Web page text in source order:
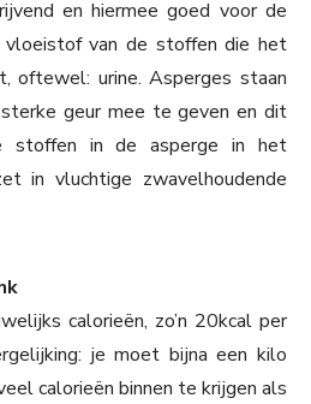
en hiermee goed voor de
vloeistof van de stoffen die het
oftewel: urine. Asperges staan
geur mee te geven en dit
stoffen in de asperge in het
in vluchtige zwavelhoudende
calorieën, zo’n 20kcal per
je moet bijna een kilo
calorieën binnen te krijgen als